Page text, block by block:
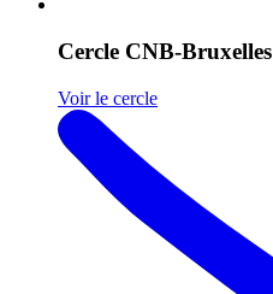
Cercle CNB-Bruxelles
Voir le cercle